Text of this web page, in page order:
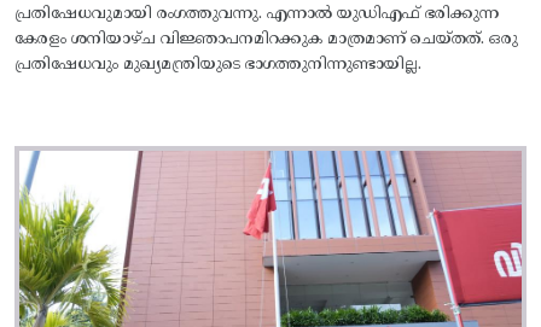
പ്രതിഷേധവുമായി രംഗത്തുവന്നു. എന്നാൽ യുഡിഎഫ് ഭരിക്കുന്ന
കേരളം ശനിയാഴ്ച വിജ്ഞാപനമിറക്കുക മാത്രമാണ് ചെയ്തത്. ഒരു
പ്രതിഷേധവും മുഖ്യമന്ത്രിയുടെ ഭാഗത്തുനിന്നുണ്ടായില്ല.